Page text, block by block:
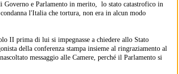
Governo e Parlamento in merito, lo stato catastrofico in
l'Italia che tortura, non era in alcun modo
II prima di lui si impegnasse a chiedere allo Stato
della conferenza stampa insieme al ringraziamento al
messaggio alle Camere, perché il Parlamento si